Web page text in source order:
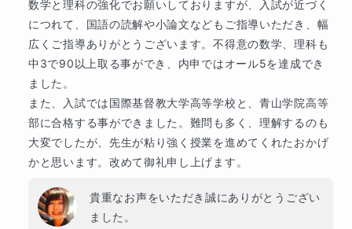
数学と理科の強化でお願いしておりますが、入試が近づく
につれて、国語の読解や小論文などもご指導いただき、幅
広くご指導ありがとうございます。不得意の数学、理科も
中3で90以上取る事ができ、内申ではオール5を達成でき
ました。
また、入試では国際基督教大学高等学校と、青山学院高等
部に合格する事ができました。難問も多く、理解するのも
大変でしたが、先生が粘り強く授業を進めてくれたおかげ
かと思います。改めて御礼申し上げます。
貴重なお声をいただき誠にありがとうござい
ました。